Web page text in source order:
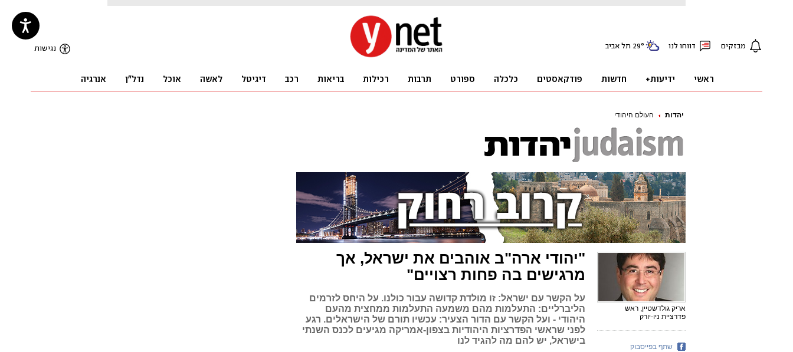
יהדות העולם היהודי
"יהודי ארה"ב אוהבים את ישראל, אך
מרגישים בה פחות רצויים"
על הקשר עם ישראל: זו מולדת קדושה עבור כולנו. על היחס לזרמים
הליברליים: התעלמות מהם משמעה התעלמות ממחצית מהעם
היהודי - ועל הקשר עם הדור הצעיר: עכשיו תורם של הישראלים. רגע
לפני שראשי הפדרציות היהודיות בצפון-אמריקה מגיעים לכנס השנתי
בישראל, יש להם מה להגיד לנו
אריק גולדשטיין, ראש
פדרציית ניו-יורק
שתף בפייסבוק